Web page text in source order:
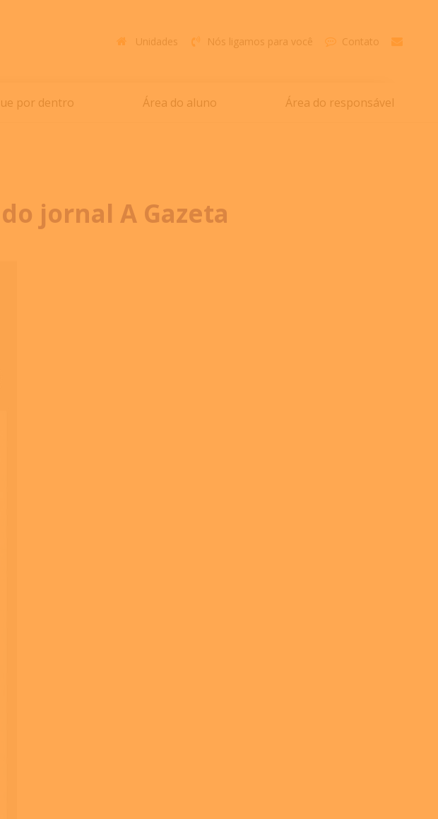
Unidades Nós ligamos para você Contato
por dentro Área do aluno Área do responsável
jornal A Gazeta